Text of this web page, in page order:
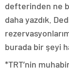
defterinden ne
daha yazdık.
burada bir şeyi
*TRT’nin